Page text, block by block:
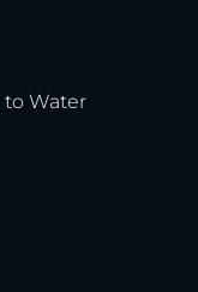
to Water